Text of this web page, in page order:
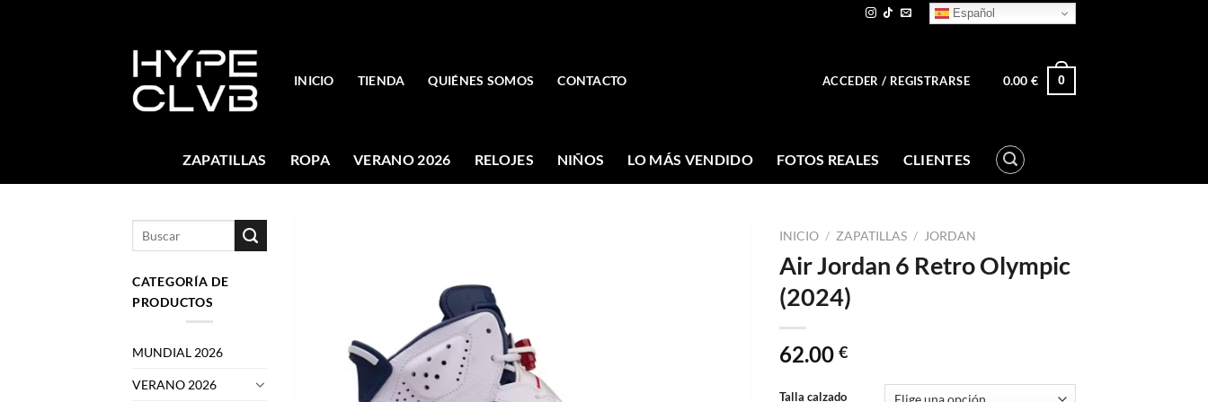
Español
INICIO TIENDA QUIÉNES SOMOS CONTACTO ACCEDER / REGISTRARSE 0.00€ 0
ZAPATILLAS ROPA VERANO 2026 RELOJES NIÑOS LO MÁS VENDIDO FOTOS REALES CLIENTES
CATEGORÍA DE
PRODUCTOS
MUNDIAL 2026
VERANO 2026
INICIO / ZAPATILLAS / JORDAN
Air Jordan 6 Retro Olympic
(2024)
62.00 €
Talla calzado